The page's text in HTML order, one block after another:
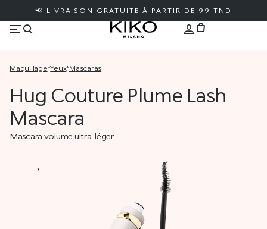
📢 LIVRAISON GRATUITE À PARTIR DE 99 TND
maquillage* yeux* mascaras
Hug Couture Plume Lash
Mascara
Mascara volume ultra-léger